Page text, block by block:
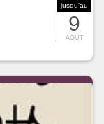
jusqu'au
9
AOUT